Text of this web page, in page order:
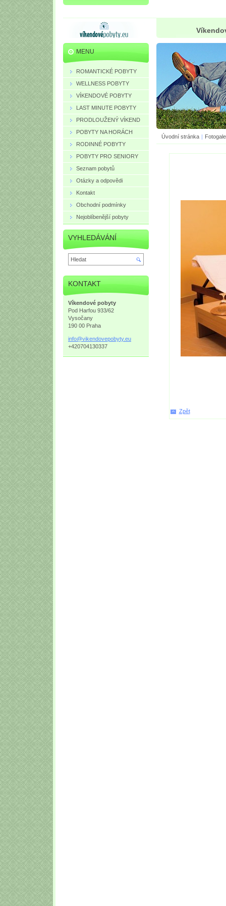
Úvodní stránka |
Zpět
MENU
ROMANTICKÉ POBYTY
WELLNESS POBYTY
VÍKENDOVÉ POBYTY
LAST MINUTE POBYTY
PRODLOUŽENÝ VÍKEND
POBYTY NA HORÁCH
RODINNÉ POBYTY
POBYTY PRO SENIORY
Seznam pobytů
Otázky a odpovědi
Kontakt
Obchodní podmínky
Nejoblíbenější pobyty
VYHLEDÁVÁNÍ
KONTAKT
Víkendové pobyty
Pod Harfou 933/62
Vysočany
190 00 Praha
info@vikendovepobyty.eu
+420704130337